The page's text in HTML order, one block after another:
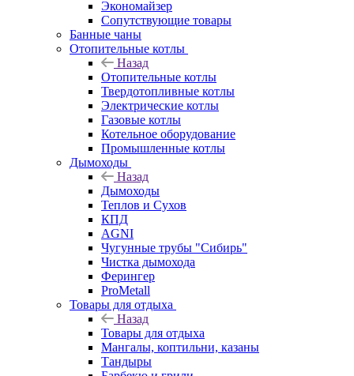
Экономайзер
Сопутствующие товары
Банные чаны
Отопительные котлы
Назад
Отопительные котлы
Твердотопливные котлы
Электрические котлы
Газовые котлы
Котельное оборудование
Промышленные котлы
Дымоходы
Назад
Дымоходы
Теплов и Сухов
КПД
AGNI
Чугунные трубы "Сибирь"
Чистка дымохода
Ферингер
ProMetall
Товары для отдыха
Назад
Товары для отдыха
Мангалы, коптильни, казаны
Тандыры